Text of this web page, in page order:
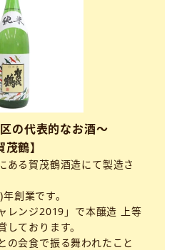
の代表的なお酒～
茂鶴】
ある賀茂鶴酒造にて製造さ
創業です。
レンジ2019」で本醸造 上等
ております。
の会食で振る舞われたこと